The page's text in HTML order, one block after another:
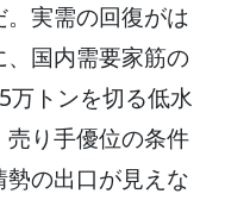
実需の回復がは
、国内需要家筋の
万トンを切る低水
り手優位の条件
の出口が見えな